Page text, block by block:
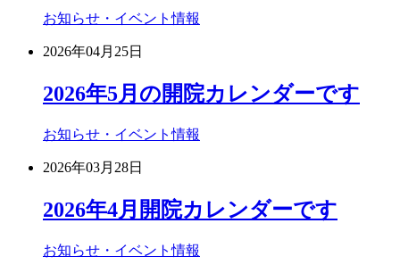
お知らせ・イベント情報
2026年04月25日
2026年5月の開院カレンダーです
お知らせ・イベント情報
2026年03月28日
2026年4月開院カレンダーです
お知らせ・イベント情報